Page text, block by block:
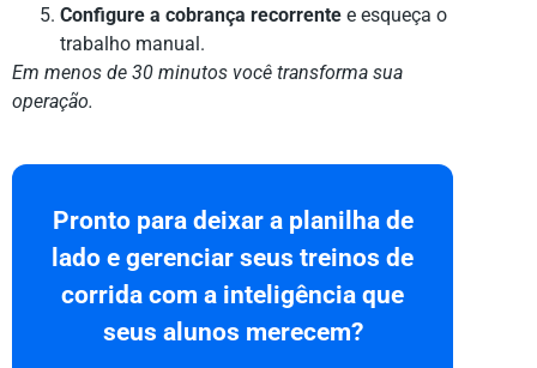
Configure a cobrança recorrente e esqueça o
trabalho manual.
Em menos de 30 minutos você transforma sua
operação.
Pronto para deixar a planilha de
lado e gerenciar seus treinos de
corrida com a inteligência que
seus alunos merecem?